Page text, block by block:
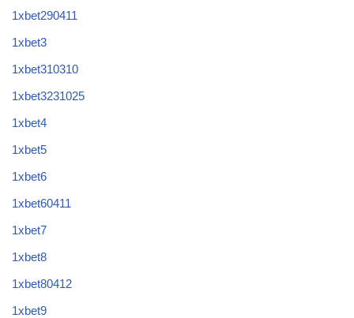
1xbet290411
1xbet3
1xbet310310
1xbet3231025
1xbet4
1xbet5
1xbet6
1xbet60411
1xbet7
1xbet8
1xbet80412
1xbet9